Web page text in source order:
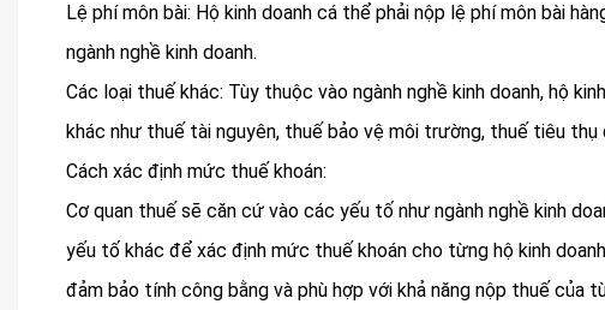
Lệ phí môn bài: Hộ kinh doanh cá thể phải nộp lệ phí môn bài
ngành nghề kinh doanh.
Các loại thuế khác: Tùy thuộc vào ngành nghề kinh doanh, hộ
khác như thuế tài nguyên, thuế bảo vệ môi trường, thuế tiêu thụ
Cách xác định mức thuế khoán:
Cơ quan thuế sẽ căn cứ vào các yếu tố như ngành nghề kinh
yếu tố khác để xác định mức thuế khoán cho từng hộ kinh
đảm bảo tính công bằng và phù hợp với khả năng nộp thuế của